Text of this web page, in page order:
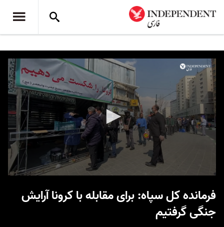
فرمانده کل سپاه: برای مقابله با کرونا آرایش
جنگی گرفتیم